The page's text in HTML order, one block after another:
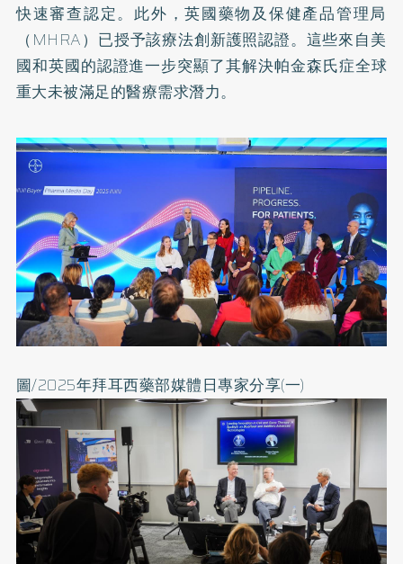
快速審查認定。此外，英國藥物及保健產品管理局
（MHRA） 已授予該療法創新護照認證。 這些來自美
國和英國的認證進一步突顯了其解決帕金森氏症全球
重大未被滿足的醫療需求潛力。
圖/2025年拜耳西藥部媒體日專家分享(一)